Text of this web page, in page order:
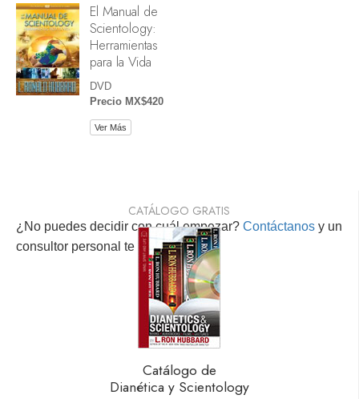
El Manual de
Scientology:
Herramientas
para la Vida
DVD
Precio MX$420
Ver Más
¿No puedes decidir con cuál empezar? Contáctanos y un
consultor personal te ayudará.
CATÁLOGO GRATIS
Catálogo de
Dianética y Scientology